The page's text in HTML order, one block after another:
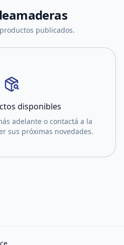
publicados.
disponibles
adelante o contactá a la
sus próximas novedades.